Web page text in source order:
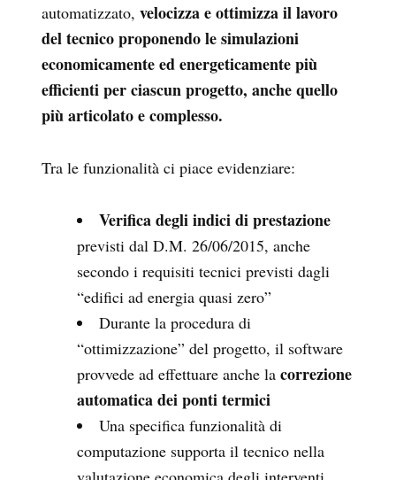
automatizzato, velocizza e ottimizza il lavoro
del tecnico proponendo le simulazioni
economicamente ed energeticamente più
efficienti per ciascun progetto, anche quello
più articolato e complesso.
Tra le funzionalità ci piace evidenziare:
Verifica degli indici di prestazione
previsti dal D.M. 26/06/2015, anche
secondo i requisiti tecnici previsti dagli
“edifici ad energia quasi zero”
Durante la procedura di
“ottimizzazione” del progetto, il software
provvede ad effettuare anche la correzione
automatica dei ponti termici
Una specifica funzionalità di
computazione supporta il tecnico nella